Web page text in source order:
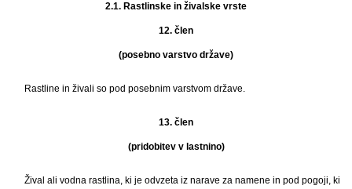
2.1. Rastlinske in živalske vrste
12. člen
(posebno varstvo države)
Rastline in živali so pod posebnim varstvom države.
13. člen
(pridobitev v lastnino)
Žival ali vodna rastlina, ki je odvzeta iz narave za namene in pod pogoji, ki